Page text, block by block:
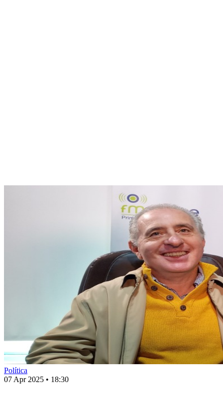
Política
07 Apr 2025 • 18:30